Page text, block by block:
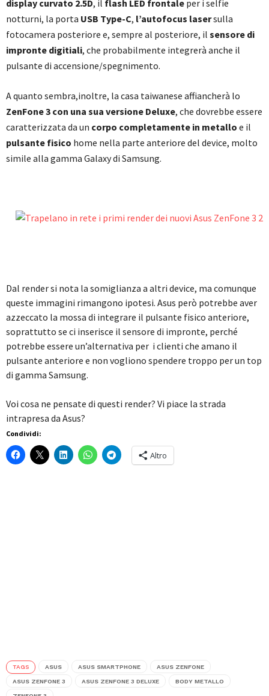
display curvato 2.5D, il flash LED frontale per i selfie
notturni, la porta USB Type-C, l’autofocus lasersulla
fotocamera posteriore e, sempre al posteriore, il sensore di
impronte digitiali, che probabilmente integrerà anche il
pulsante di accensione/spegnimento.
A quanto sembra,inoltre, la casa taiwanese affiancherà lo
ZenFone 3 con una sua versione Deluxe, che dovrebbe essere
caratterizzata da un corpo completamente in metallo e il
pulsante fisico home nella parte anteriore del device, molto
simile alla gamma Galaxy di Samsung.
Dal render si nota la somiglianza a altri device, ma comunque
queste immagini rimangono ipotesi. Asus però potrebbe aver
azzeccato la mossa di integrare il pulsante fisico anteriore,
soprattutto se ci inserisce il sensore di impronte, perché
potrebbe essere un’alternativa per i clienti che amano il
pulsante anteriore e non vogliono spendere troppo per un top
di gamma Samsung.
Voi cosa ne pensate di questi render? Vi piace la strada
intrapresa da Asus?
Condividi:
Altro
TAGS ASUS ASUS SMARTPHONE ASUS ZENFONE
ASUS ZENFONE 3 ASUS ZENFONE 3 DELUXE BODY METALLO